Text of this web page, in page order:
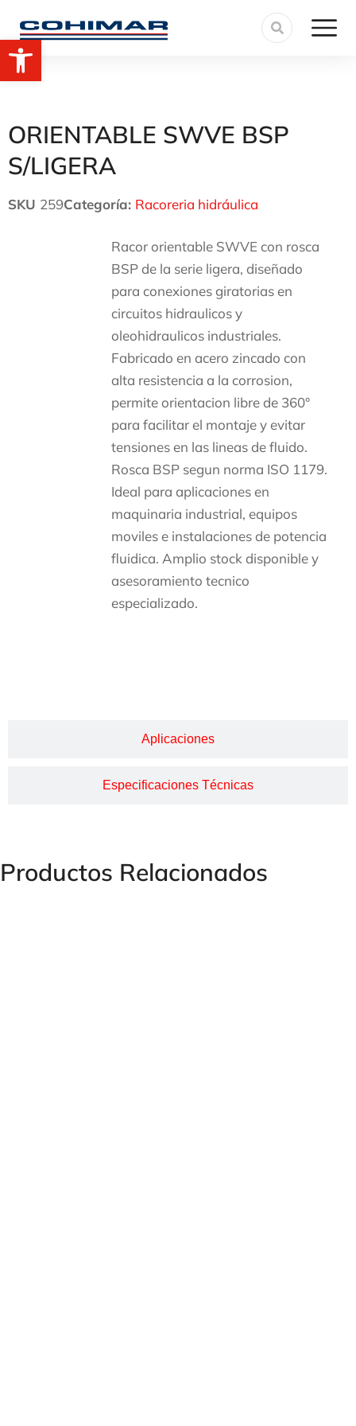
ORIENTABLE SWVE BSP
S/LIGERA
SKU 259Categoría: Racoreria hidráulica
Racor orientable SWVE con rosca
BSP de la serie ligera, diseñado
para conexiones giratorias en
circuitos hidraulicos y
oleohidraulicos industriales.
Fabricado en acero zincado con
alta resistencia a la corrosion,
permite orientacion libre de 360°
para facilitar el montaje y evitar
tensiones en las lineas de fluido.
Rosca BSP segun norma ISO 1179.
Ideal para aplicaciones en
maquinaria industrial, equipos
moviles e instalaciones de potencia
fluidica. Amplio stock disponible y
asesoramiento tecnico
especializado.
Aplicaciones
Especificaciones Técnicas
Productos Relacionados
Abrir barra de herramientas